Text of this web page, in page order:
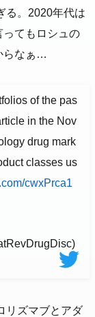
る。2020年代は
てもロシュの
らなぁ…
of the pas
in the Nov
drug mark
classes us
cwxPrca1
リズマブとアダ